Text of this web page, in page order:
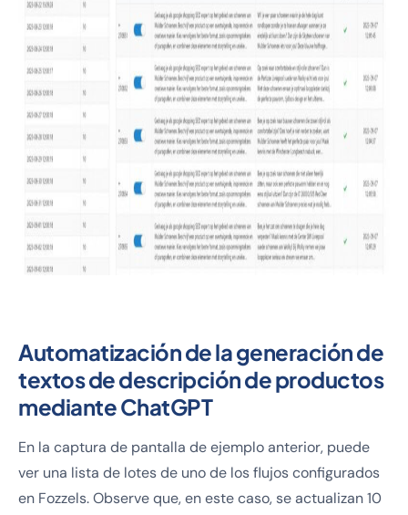
Automatización de la generación de
textos de descripción de productos
mediante ChatGPT
En la captura de pantalla de ejemplo anterior, puede
ver una lista de lotes de uno de los flujos configurados
en Fozzels. Observe que, en este caso, se actualizan 10